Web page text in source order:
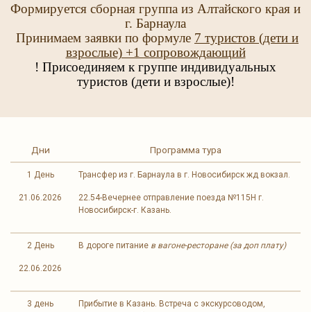
Формируется сборная группа из Алтайского края и
г. Барнаула
Принимаем заявки по формуле 7 туристов (дети и
взрослые) +1 сопровождающий
! Присоединяем к группе индивидуальных
туристов (дети и взрослые)!
Дни Программа тура
1 День
21.06.2026
Трансфер из г. Барнаула в г. Новосибирск жд вокзал.
22.54-Вечернее отправление поезда №115Н г.
Новосибирск-г. Казань.
2 День
22.06.2026
В дороге питание в вагоне-ресторане (за доп плату)
3 день
Прибытие в Казань. Встреча с экскурсоводом,